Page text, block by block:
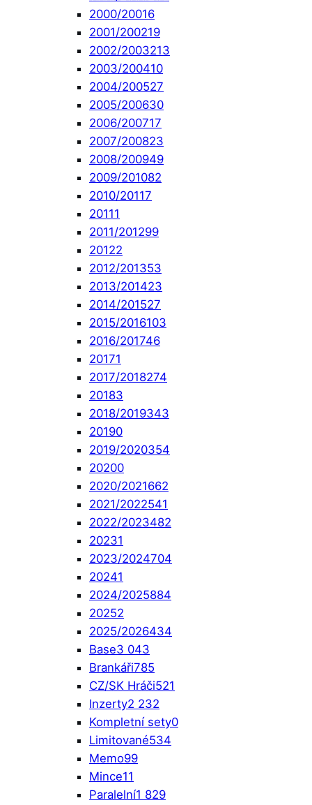
2000/20016
2001/200219
2002/2003213
2003/200410
2004/200527
2005/200630
2006/200717
2007/200823
2008/200949
2009/201082
2010/20117
20111
2011/201299
20122
2012/201353
2013/201423
2014/201527
2015/2016103
2016/201746
20171
2017/2018274
20183
2018/2019343
20190
2019/2020354
20200
2020/2021662
2021/2022541
2022/2023482
20231
2023/2024704
20241
2024/2025884
20252
2025/2026434
Base3 043
Brankáři785
CZ/SK Hráči521
Inzerty2 232
Kompletní sety0
Limitované534
Memo99
Mince11
Paralelní1 829